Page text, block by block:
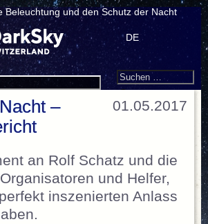
Beleuchtung und den Schutz der Nacht
DE
Search
Suchen
01.05.2017
–
an Rolf Schatz und die
und Helfer,
inszenierten Anlass